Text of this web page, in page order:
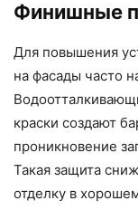
Финишные
Для повышения
на фасады часто
краски создают
проникновение
Такая защита
отделку в